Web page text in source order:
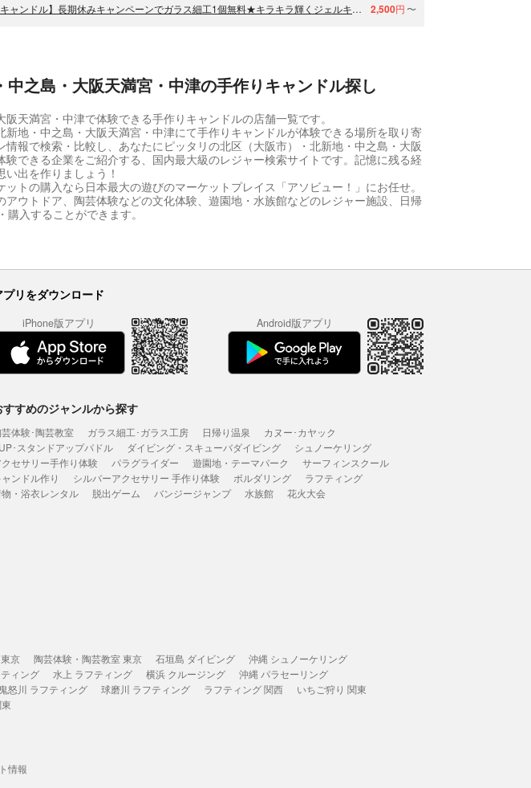
【大阪府・大阪市・手作りキャンドル】長期休みキャンペーンでガラス細工1個無料★キラキラ輝くジェルキャンドル作り（1個） 2,500円 〜
之島・大阪天満宮・中津の手作りキャンドル探し
天満宮・中津で体験できる手作りキャンドルの店舗一覧です。
地・中之島・大阪天満宮・中津にて手作りキャンドルが体験できる場所を取り寄
報で検索・比較し、あなたにピッタリの北区（大阪市）・北新地・中之島・大阪
できる企業をご紹介する、国内最大級のレジャー検索サイトです。記憶に残る経
出を作りましょう！
トの購入なら日本最大の遊びのマーケットプレイス「アソビュー！」にお任せ。
ウトドア、陶芸体験などの文化体験、遊園地・水族館などのレジャー施設、日帰
入することができます。
プリをダウンロード
iPhone版アプリ Android版アプリ
すすめのジャンルから探す
体験･陶芸教室 ガラス細工･ガラス工房 日帰り温泉
カヌー･カヤック
･スタンドアップパドル
ダイビング・スキューバダイビング
シュノーケリング
クセサリー手作り体験
パラグライダー 遊園地・テーマパーク
サーフィンスクール
ンドル作り
シルバーアクセサリー 手作り体験 ボルダリング
ラフティング
・浴衣レンタル
脱出ゲーム バンジージャンプ 水族館 花火大会
京 陶芸体験・陶芸教室 東京 石垣島 ダイビング
沖縄 シュノーケリング
ィング 水上 ラフティング 横浜 クルージング
沖縄 パラセーリング
鬼怒川 ラフティング 球磨川 ラフティング ラフティング 関西
いちご狩り 関東
情報